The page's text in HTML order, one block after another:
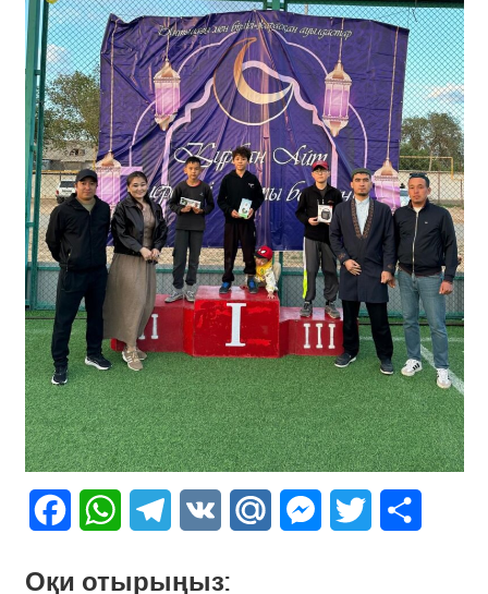
FacebookWhatsAppTelegram
VK Mail.Ru Messenger
Twitter
Оқи отырыңыз: